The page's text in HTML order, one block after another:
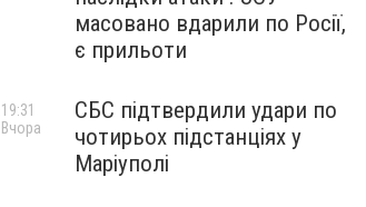
масовано вдарили по Росії,
є прильоти
СБС підтвердили удари по
чотирьох підстанціях у
Маріуполі
19:31
Вчора